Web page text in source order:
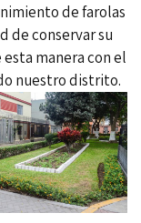
de farolas
de conservar su
manera con el
nuestro distrito.